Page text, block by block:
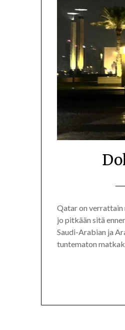
Qatar on verrattain
jo pitkään sitä
Saudi-Arabian ja
tuntematon